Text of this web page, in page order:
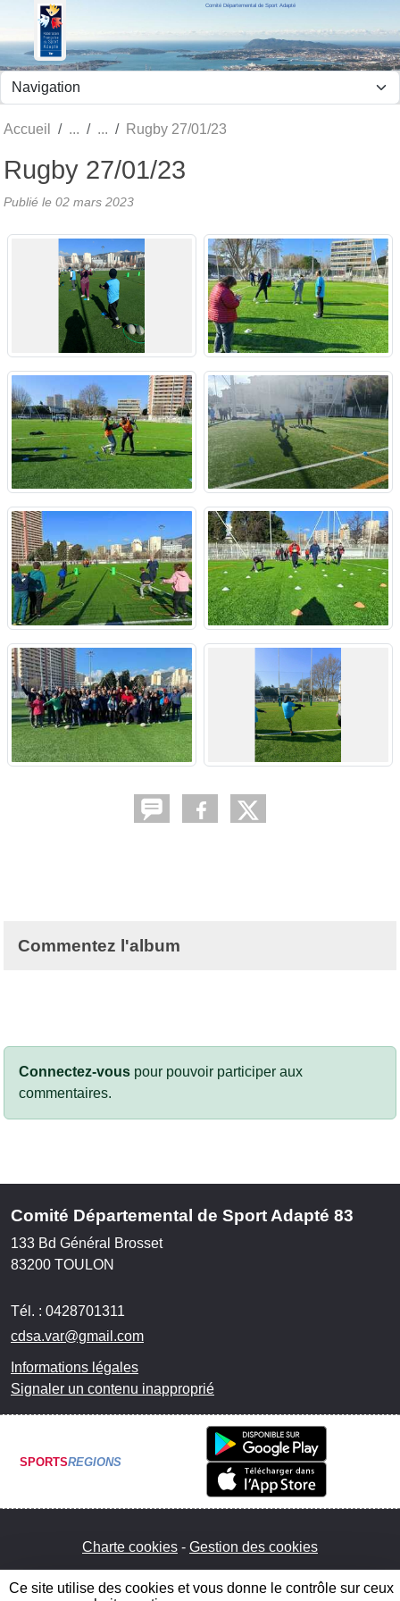
Comité Départemental de Sport Adapté
Accueil Rugby 27/01/23
Rugby 27/01/23
Publié le 02 mars 2023
Commentez l'album
Connectez-vous pour pouvoir participer aux
commentaires.
Comité Départemental de Sport Adapté 83
133 Bd Général Brosset
83200 TOULON
Tél. : 0428701311
cdsa.var@gmail.com
Informations légales
Signaler un contenu inapproprié
SPORTSREGIONS
Charte cookies Gestion des cookies
Panneau de gestion des cookies
Ce site utilise des cookies et vous donne le contrôle sur ceux